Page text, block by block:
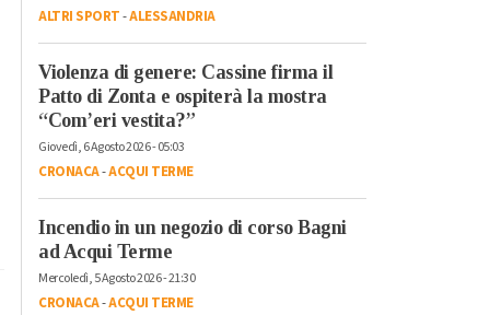
ALTRI SPORT-ALESSANDRIA
Violenza di genere: Cassine firma il
Patto di Zonta e ospiterà la mostra
“Com’eri vestita?”
Giovedì, 6 Agosto 2026 - 05:03
CRONACA-ACQUI TERME
Incendio in un negozio di corso Bagni
ad Acqui Terme
Mercoledì, 5 Agosto 2026 - 21:30
CRONACA-ACQUI TERME